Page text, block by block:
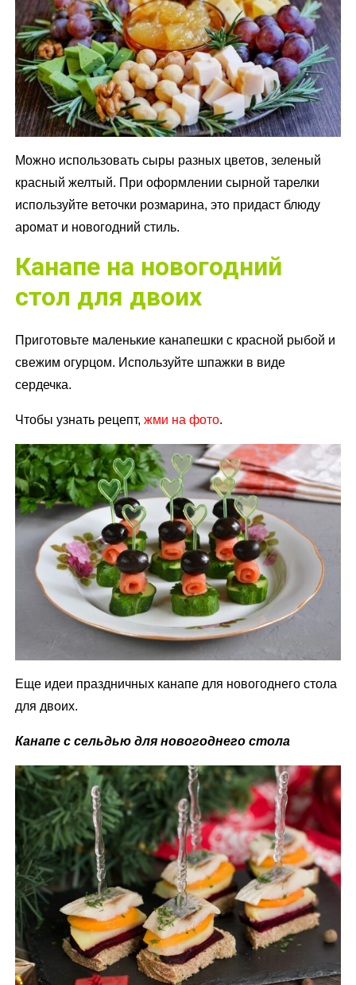
Можно использовать сыры разных цветов, зеленый
красный желтый. При оформлении сырной тарелки
используйте веточки розмарина, это придаст блюду
аромат и новогодний стиль.
Канапе на новогодний
стол для двоих
Приготовьте маленькие канапешки с красной рыбой и
свежим огурцом. Используйте шпажки в виде
сердечка.
Чтобы узнать рецепт,жми на фото.
Еще идеи праздничных канапе для новогоднего стола
для двоих.
Канапе с сельдью для новогоднего стола